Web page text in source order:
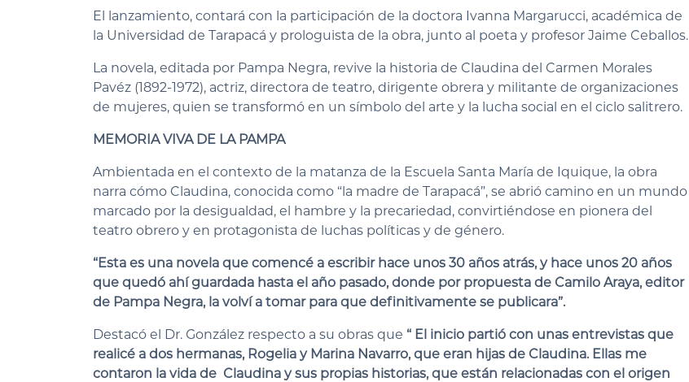
El lanzamiento, contará con la participación de la doctora Ivanna Margarucci, académica de
la Universidad de Tarapacá y prologuista de la obra, junto al poeta y profesor Jaime Ceballos.
La novela, editada por Pampa Negra, revive la historia de Claudina del Carmen Morales
Pavéz (1892-1972), actriz, directora de teatro, dirigente obrera y militante de organizaciones
de mujeres, quien se transformó en un símbolo del arte y la lucha social en el ciclo salitrero.
MEMORIA VIVA DE LA PAMPA
Ambientada en el contexto de la matanza de la Escuela Santa María de Iquique, la obra
narra cómo Claudina, conocida como “la madre de Tarapacá”, se abrió camino en un mundo
marcado por la desigualdad, el hambre y la precariedad, convirtiéndose en pionera del
teatro obrero y en protagonista de luchas políticas y de género.
“Esta es una novela que comencé a escribir hace unos 30 años atrás, y hace unos 20 años
que quedó ahí guardada hasta el año pasado, donde por propuesta de Camilo Araya, editor
de Pampa Negra, la volví a tomar para que definitivamente se publicara”.
Destacó el Dr. González respecto a su obras que “ El inicio partió con unas entrevistas que
realicé a dos hermanas, Rogelia y Marina Navarro, que eran hijas de Claudina. Ellas me
contaron la vida de Claudina y sus propias historias, que están relacionadas con el origen